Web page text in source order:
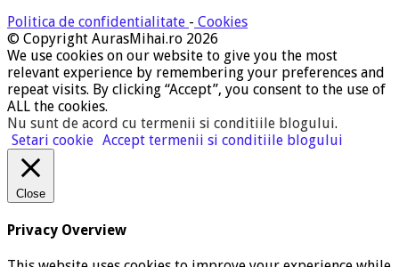
Politica de confidentialitate - Cookies
© Copyright AurasMihai.ro 2026
We use cookies on our website to give you the most
relevant experience by remembering your preferences and
repeat visits. By clicking “Accept”, you consent to the use of
ALL the cookies.
Nu sunt de acord cu termenii si conditiile blogului.
Setari cookie Accept termenii si conditiile blogului
Close
Privacy Overview